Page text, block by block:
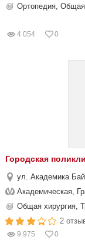
Ортопедия, Общая
4 054 0
Городская
ул. Академика
Академическая,
Общая хирургия,
2
9 975 0